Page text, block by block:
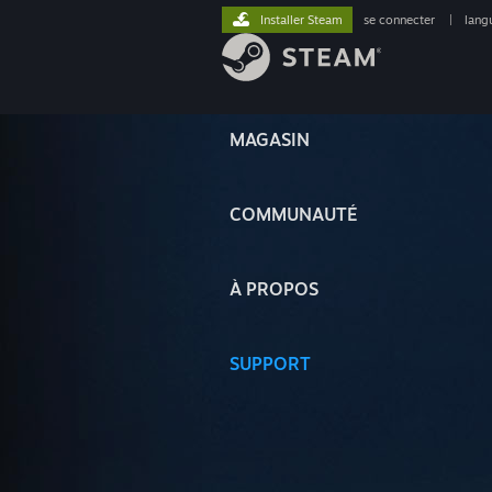
MAGASIN
COMMUNAUTÉ
À PROPOS
SUPPORT
Installer Steam se connecter